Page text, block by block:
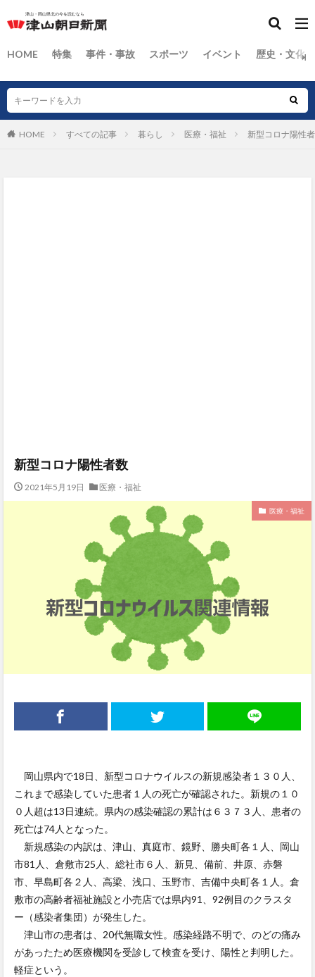
HOME 特集 事件・事故 スポーツ イベント 歴史・文化
HOME すべての記事 暮らし 医療・福祉 新型コロナ陽性
新型コロナ陽性者数
2021年5月19日 医療・福祉
医療・福祉
岡山県内で18日、新型コロナウイルスの新規感染者１３０人、
これまで感染していた患者１人の死亡が確認された。新規の１０
０人超は13日連続。県内の感染確認の累計は６３７３人、患者の
死亡は74人となった。
新規感染の内訳は、津山、真庭市、鏡野、勝央町各１人、岡山
市81人、倉敷市25人、総社市６人、新見、備前、井原、赤磐
市、早島町各２人、高梁、浅口、玉野市、吉備中央町各１人。倉
敷市の高齢者福祉施設と小売店では県内91、92例目のクラスタ
ー（感染者集団）が発生した。
津山市の患者は、20代無職女性。感染経路不明で、のどの痛み
があったため医療機関を受診して検査を受け、陽性と判明した。
軽症という。